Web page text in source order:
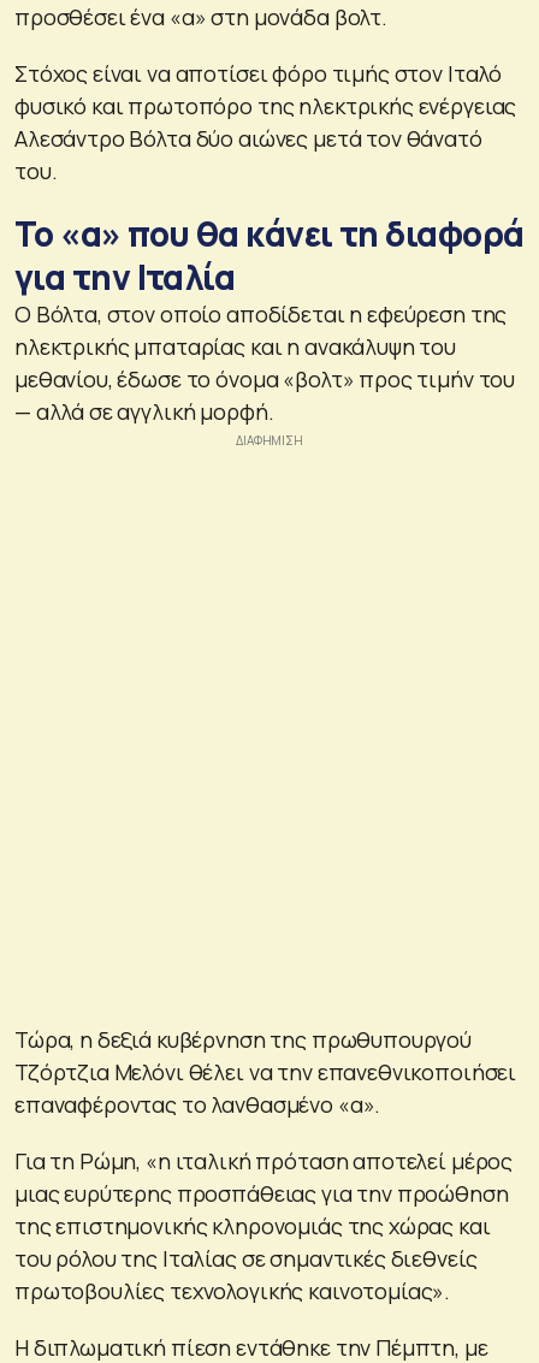
προσθέσει ένα «α» στη μονάδα βολτ.
Στόχος είναι να αποτίσει φόρο τιμής στον Ιταλό
φυσικό και πρωτοπόρο της ηλεκτρικής ενέργειας
Αλεσάντρο Βόλτα δύο αιώνες μετά τον θάνατό
του.
Το «α» που θα κάνει τη διαφορά
για την Ιταλία
Ο Βόλτα, στον οποίο αποδίδεται η εφεύρεση της
ηλεκτρικής μπαταρίας και η ανακάλυψη του
μεθανίου, έδωσε το όνομα «βολτ» προς τιμήν του
— αλλά σε αγγλική μορφή.
Τώρα, η δεξιά κυβέρνηση της πρωθυπουργού
Τζόρτζια Μελόνι θέλει να την επανεθνικοποιήσει
επαναφέροντας το λανθασμένο «α».
Για τη Ρώμη, «η ιταλική πρόταση αποτελεί μέρος
μιας ευρύτερης προσπάθειας για την προώθηση
της επιστημονικής κληρονομιάς της χώρας και
του ρόλου της Ιταλίας σε σημαντικές διεθνείς
πρωτοβουλίες τεχνολογικής καινοτομίας».
Η διπλωματική πίεση εντάθηκε την Πέμπτη, με